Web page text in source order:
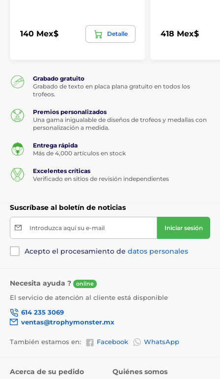
140 Mex$ Detalle 418 Mex$
Grabado gratuito
Grabado de texto en placa plana gratuito en todos los
trofeos.
Premios personalizados
Una gama inigualable de diseños de trofeos y medallas con
personalización a medida.
Entrega rápida
Más de 4,000 artículos en stock
Excelentes críticas
Verificado en sitios de revisión independientes
Suscríbase al boletín de noticias
Introduzca aquí su e-mail Iniciar sesión
Acepto el procesamiento de datos personales
Necesita ayuda ? online
El servicio de atención al cliente está disponible
614 235 3069
ventas@trophymonster.mx
También estamos en: Facebook WhatsApp
Acerca de su pedido Quiénes somos